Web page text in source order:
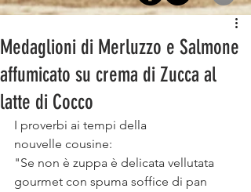
Medaglioni di Merluzzo e Salmone
affumicato su crema di Zucca al
latte di Cocco
I proverbi ai tempi della
nouvelle cousine:⠀
"Se non è zuppa è delicata vellutata
gourmet con spuma soffice di pan